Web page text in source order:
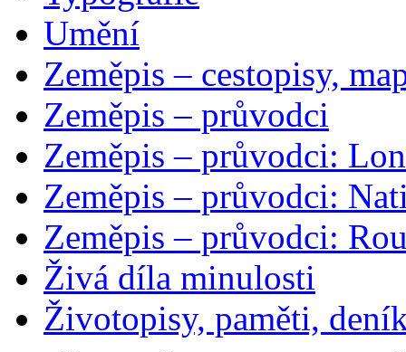
Umění
Zeměpis – cestopisy,
Zeměpis – průvodci
Zeměpis – průvodci:
Zeměpis – průvodci:
Zeměpis – průvodci:
Živá díla minulosti
Životopisy, paměti,